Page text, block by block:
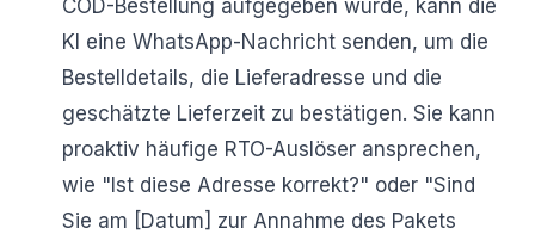
COD-Bestellung aufgegeben wurde, kann die
KI eine WhatsApp-Nachricht senden, um die
Bestelldetails, die Lieferadresse und die
geschätzte Lieferzeit zu bestätigen. Sie kann
proaktiv häufige RTO-Auslöser ansprechen,
wie "Ist diese Adresse korrekt?" oder "Sind
Sie am [Datum] zur Annahme des Pakets